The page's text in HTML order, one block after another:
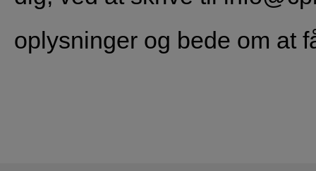
oplysninger og bede om at